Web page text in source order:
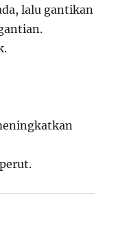
lalu gantikan